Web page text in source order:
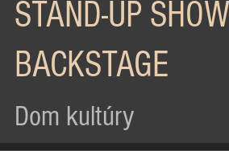
STAND-UP SHOW
BACKSTAGE
Dom kultúry